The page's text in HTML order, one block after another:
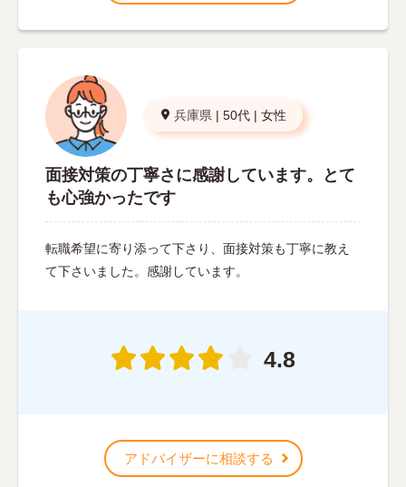
兵庫県 | 50代 | 女性
面接対策の丁寧さに感謝しています。とて
も心強かったです
転職希望に寄り添って下さり、面接対策も丁寧に教え
て下さいました。感謝しています。
4.8
アドバイザーに相談する